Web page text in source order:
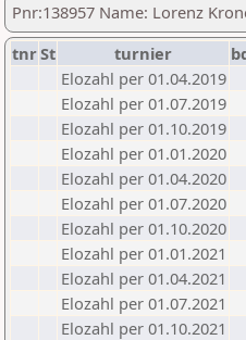
Pnr:138957 Name: Lorenz
tnrSt turnier
Elozahl per 01.04.2019
Elozahl per 01.07.2019
Elozahl per 01.10.2019
Elozahl per 01.01.2020
Elozahl per 01.04.2020
Elozahl per 01.07.2020
Elozahl per 01.10.2020
Elozahl per 01.01.2021
Elozahl per 01.04.2021
Elozahl per 01.07.2021
Elozahl per 01.10.2021